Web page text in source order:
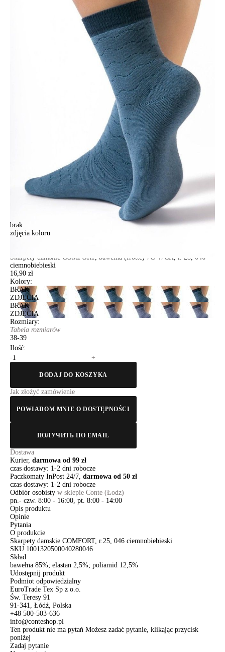
brak
zdjęcia koloru
Skarpety damskie COMFORT, bawełna (frotte) 7С-47СП, r. 25, 046
ciemnobiebieski
16,90 zł
Kolory:
BRAK
ZDJĘCIA
BRAK
ZDJĘCIA
Rozmiary:
Tabela rozmiarów
38-39
Ilość:
-
+
DODAJ DO KOSZYKA
Jak złożyć zamówienie
POWIADOM MNIE O DOSTĘPNOŚCI
ПОЛУЧИТЬ ПО EMAIL
Dostawa
Kurier, darmowa od 99 zł
czas dostawy: 1-2 dni robocze
Paczkomaty InPost 24/7, darmowa od 50 zł
czas dostawy: 1-2 dni robocze
Odbiór osobisty w sklepie Conte (Łodz)
pn.- czw. 8:00 - 16:00, pt. 8:00 - 14:00
Opis produktu
Opinie
Pytania
O produkcie
Skarpety damskie COMFORT, r.25, 046 ciemnobiebieski
SKU 1001320500040280046
Skład
bawełna 85%; elastan 2,5%; poliamid 12,5%
Udostępnij produkt
Podmiot odpowiedzialny
EuroTrade Tex Sp z o.o.
Św. Teresy 91
91-341, Łódź, Polska
+48 500-503-636
info@conteshop.pl
Ten produkt nie ma pytań Możesz zadać pytanie, klikając przycisk
poniżej
Zadaj pytanie